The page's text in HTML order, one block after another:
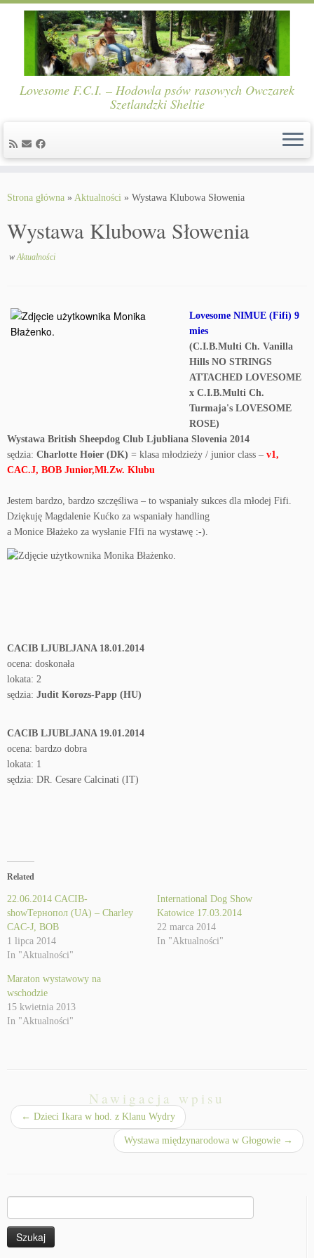
Lovesome F.C.I. – Hodowla psów rasowych Owczarek
Szetlandzki Sheltie
Strona główna » Aktualności » Wystawa Klubowa Słowenia
Wystawa Klubowa Słowenia
wAktualności
Lovesome NIMUE (Fifi) 9
mies
(C.I.B.Multi Ch. Vanilla
Hills NO STRINGS
ATTACHED LOVESOME
x C.I.B.Multi Ch.
Turmaja's LOVESOME
ROSE)
Wystawa British Sheepdog Club Ljubliana Slovenia 2014
sędzia: Charlotte Hoier (DK) = klasa młodzieży / junior class – v1,
CAC.J, BOB Junior,Mł.Zw. Klubu
Jestem bardzo, bardzo szczęśliwa – to wspaniały sukces dla młodej Fifi.
Dziękuję Magdalenie Kućko za wspaniały handling
a Monice Błażeko za wysłanie FIfi na wystawę :-).
CACIB LJUBLJANA 18.01.2014
ocena: doskonała
lokata: 2
sędzia: Judit Korozs-Papp (HU)
CACIB LJUBLJANA 19.01.2014
ocena: bardzo dobra
lokata: 1
sędzia: DR. Cesare Calcinati (IT)
Related
22.06.2014 CACIB-
showТернопол (UA) – Charley
CAC-J, BOB
1 lipca 2014
In "Aktualności"
International Dog Show
Katowice 17.03.2014
22 marca 2014
In "Aktualności"
Maraton wystawowy na
wschodzie
15 kwietnia 2013
In "Aktualności"
Nawigacja wpisu
← Dzieci Ikara w hod. z Klanu Wydry
Wystawa międzynarodowa w Głogowie →